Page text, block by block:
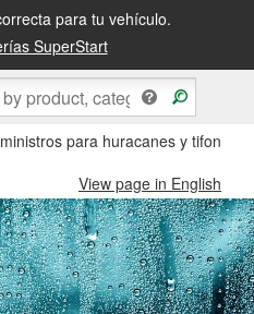
para tu vehículo.
SuperStart
para huracanes y tifones
View page in English